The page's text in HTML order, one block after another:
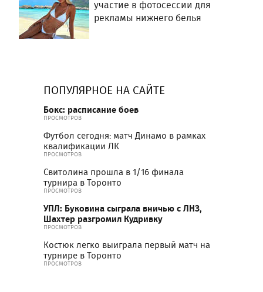
участие в фотосессии для
рекламы нижнего белья
ПОПУЛЯРНОЕ НА САЙТЕ
Бокс: расписание боев
ПРОСМОТРОВ
Футбол сегодня: матч Динамо в рамках
квалификации ЛК
ПРОСМОТРОВ
Свитолина прошла в 1/16 финала
турнира в Торонто
ПРОСМОТРОВ
УПЛ: Буковина сыграла вничью с ЛНЗ,
Шахтер разгромил Кудривку
ПРОСМОТРОВ
Костюк легко выиграла первый матч на
турнире в Торонто
ПРОСМОТРОВ